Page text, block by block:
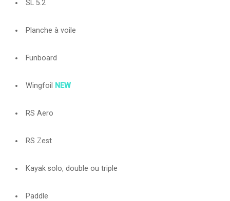
SL 5.2
Planche à voile
Funboard
Wingfoil NEW
RS Aero
RS Zest
Kayak solo, double ou triple
Paddle